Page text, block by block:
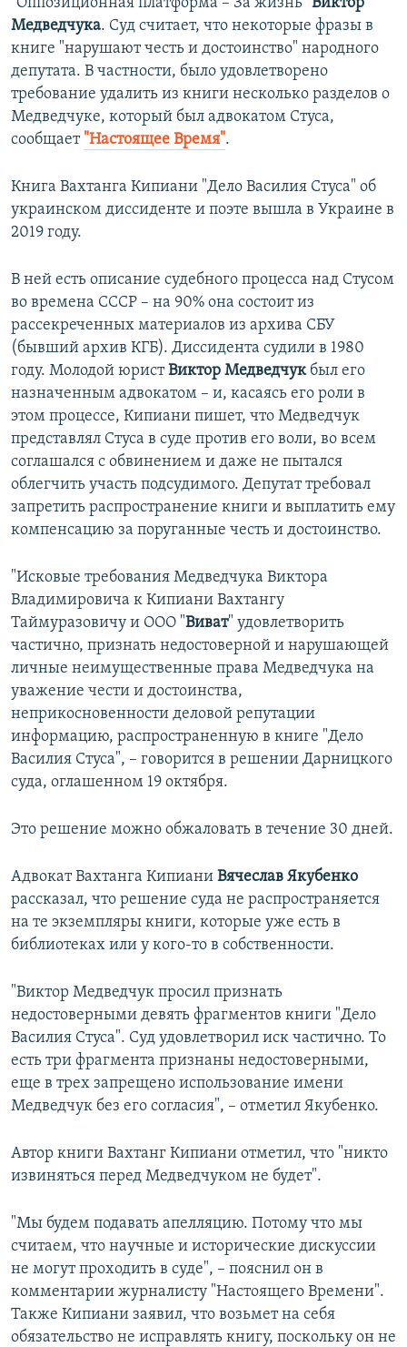
"Оппозиционная платформа – За жизнь" Виктор
Медведчука. Суд считает, что некоторые фразы в
книге "нарушают честь и достоинство" народного
депутата. В частности, было удовлетворено
требование удалить из книги несколько разделов о
Медведчуке, который был адвокатом Стуса,
сообщает "Настоящее Время".
Книга Вахтанга Кипиани "Дело Василия Стуса" об
украинском диссиденте и поэте вышла в Украине в
2019 году.
В ней есть описание судебного процесса над Стусом
во времена СССР – на 90% она состоит из
рассекреченных материалов из архива СБУ
(бывший архив КГБ). Диссидента судили в 1980
году. Молодой юристВиктор Медведчукбыл его
назначенным адвокатом – и, касаясь его роли в
этом процессе, Кипиани пишет, что Медведчук
представлял Стуса в суде против его воли, во всем
соглашался с обвинением и даже не пытался
облегчить участь подсудимого. Депутат требовал
запретить распространение книги и выплатить ему
компенсацию за поруганные честь и достоинство.
"Исковые требования Медведчука Виктора
Владимировича к Кипиани Вахтангу
Таймуразовичу и ООО "Виват" удовлетворить
частично, признать недостоверной и нарушающей
личные неимущественные права Медведчука на
уважение чести и достоинства,
неприкосновенности деловой репутации
информацию, распространенную в книге "Дело
Василия Стуса", – говорится в решении Дарницкого
суда, оглашенном 19 октября.
Это решение можно обжаловать в течение 30 дней.​
Адвокат Вахтанга Кипиани Вячеслав Якубенко
рассказал, что решение суда не распространяется
на те экземпляры книги, которые уже есть в
библиотеках или у кого-то в собственности.
"Виктор Медведчук просил признать
недостоверными девять фрагментов книги "Дело
Василия Стуса". Суд удовлетворил иск частично. То
есть три фрагмента признаны недостоверными,
еще в трех запрещено использование имени
Медведчук без его согласия", – отметил Якубенко.
Автор книги Вахтанг Кипиани отметил, что "никто
извиняться перед Медведчуком не будет".
"Мы будем подавать апелляцию. Потому что мы
считаем, что научные и исторические дискуссии
не могут проходить в суде", – пояснил он в
комментарии журналисту "Настоящего Времени".
Также Кипиани заявил, что возьмет на себя
обязательство не исправлять книгу, поскольку он не